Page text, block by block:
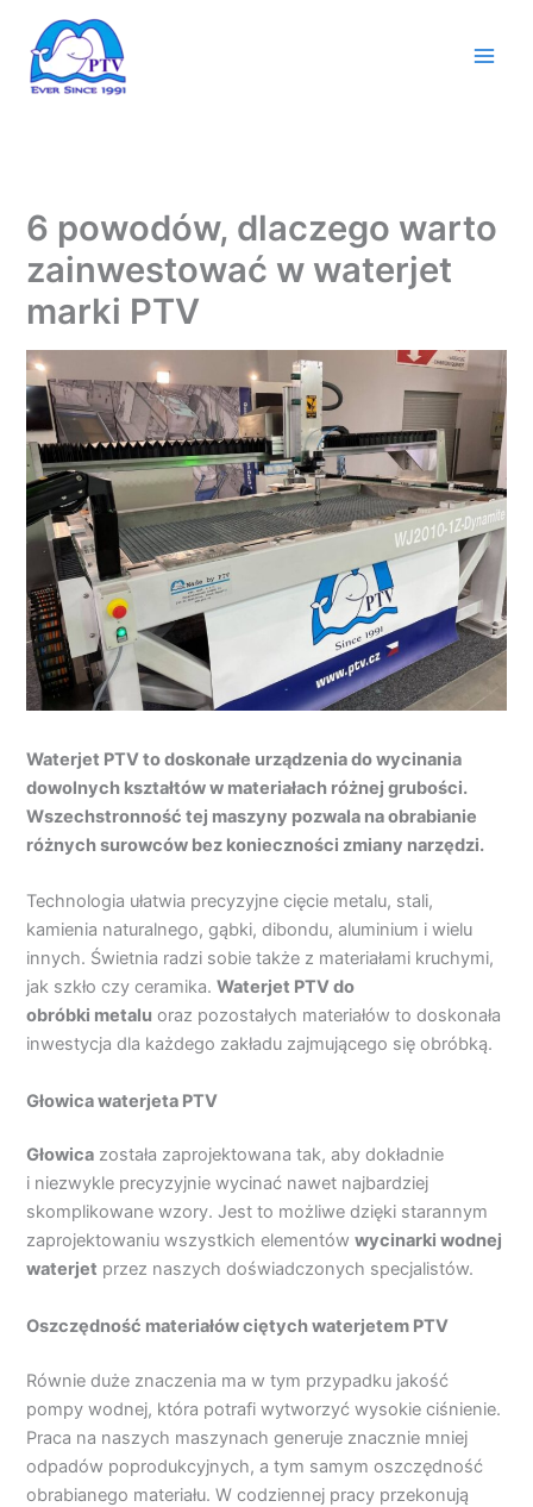
treści
6 powodów, dlaczego warto
zainwestować w waterjet
marki PTV
Waterjet PTV to doskonałe urządzenia do wycinania
dowolnych kształtów w materiałach różnej grubości.
Wszechstronność tej maszyny pozwala na obrabianie
różnych surowców bez konieczności zmiany narzędzi.
Technologia ułatwia precyzyjne cięcie metalu, stali,
kamienia naturalnego, gąbki, dibondu, aluminium i wielu
innych. Świetnia radzi sobie także z materiałami kruchymi,
jak szkło czy ceramika.Waterjet PTV do
obróbki metalu oraz pozostałych materiałów to doskonała
inwestycja dla każdego zakładu zajmującego się obróbką.
Głowica waterjeta PTV
Głowica została zaprojektowana tak, aby dokładnie
i niezwykle precyzyjnie wycinać nawet najbardziej
skomplikowane wzory. Jest to możliwe dzięki starannym
zaprojektowaniu wszystkich elementówwycinarki wodnej
waterjet przez naszych doświadczonych specjalistów.
Oszczędność materiałów ciętych waterjetem PTV
Równie duże znaczenia ma w tym przypadku jakość
pompy wodnej, która potrafi wytworzyć wysokie ciśnienie.
Praca na naszych maszynach generuje znacznie mniej
odpadów poprodukcyjnych, a tym samym oszczędność
obrabianego materiału. W codziennej pracy przekonują